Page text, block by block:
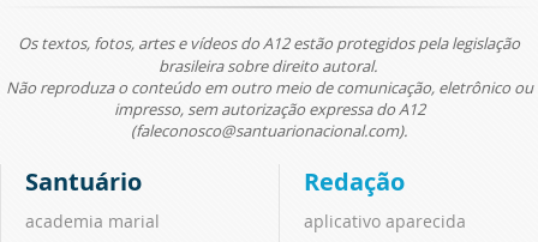
Os textos, fotos, artes e vídeos do A12 estão protegidos pela legislação
brasileira sobre direito autoral.
Não reproduza o conteúdo em outro meio de comunicação, eletrônico ou
impresso, sem autorização expressa do A12
(faleconosco@santuarionacional.com).
Santuário
academia marial
Redação
aplicativo aparecida